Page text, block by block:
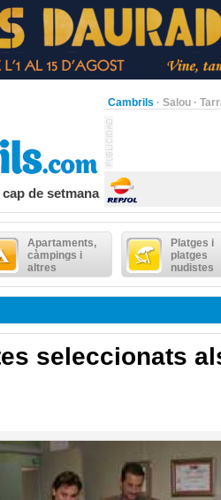
Cambrils · Salou ·
de setmana
Apartaments,
càmpings i
altres
Platges i
platges
nudistes
seleccionats